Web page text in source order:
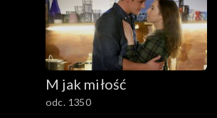
M jak miłość
odc. 1350